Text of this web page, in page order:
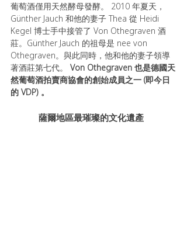
葡萄酒僅用天然酵母發酵。 2010 年夏天，
Günther Jauch 和他的妻子 Thea 從 Heidi
Kegel 博士手中接管了 Von Othegraven 酒
莊。Günther Jauch 的祖母是 nee von
Othegraven。與此同時，他和他的妻子領導
著酒莊第七代。 Von Othegraven 也是德國天
然葡萄酒拍賣商協會的創始成員之一 (即今日
的 VDP) 。
薩爾地區最璀璨的文化遺產